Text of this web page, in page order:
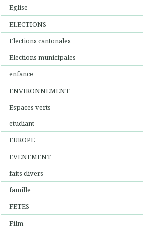
Eglise
ELECTIONS
Elections cantonales
Elections municipales
enfance
ENVIRONNEMENT
Espaces verts
etudiant
EUROPE
EVENEMENT
faits divers
famille
FETES
Film